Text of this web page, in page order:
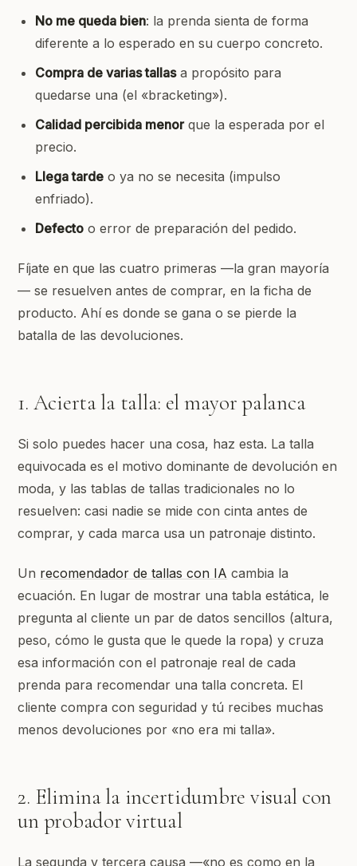
No me queda bien: la prenda sienta de forma
diferente a lo esperado en su cuerpo concreto.
Compra de varias tallasa propósito para
quedarse una (el «bracketing»).
Calidad percibida menorque la esperada por el
precio.
Llega tarde o ya no se necesita (impulso
enfriado).
Defecto o error de preparación del pedido.
Fíjate en que las cuatro primeras —la gran mayoría
— se resuelven antes de comprar, en la ficha de
producto. Ahí es donde se gana o se pierde la
batalla de las devoluciones.
1. Acierta la talla: el mayor palanca
Si solo puedes hacer una cosa, haz esta. La talla
equivocada es el motivo dominante de devolución en
moda, y las tablas de tallas tradicionales no lo
resuelven: casi nadie se mide con cinta antes de
comprar, y cada marca usa un patronaje distinto.
Un recomendador de tallas con IA cambia la
ecuación. En lugar de mostrar una tabla estática, le
pregunta al cliente un par de datos sencillos (altura,
peso, cómo le gusta que le quede la ropa) y cruza
esa información con el patronaje real de cada
prenda para recomendar una talla concreta. El
cliente compra con seguridad y tú recibes muchas
menos devoluciones por «no era mi talla».
2. Elimina la incertidumbre visual con
un probador virtual
La segunda y tercera causa —«no es como en la